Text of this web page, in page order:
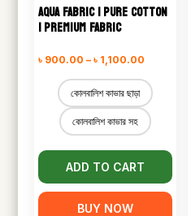
AQUA FABRIC | PURE COTTON
| PREMIUM FABRIC
৳ 900.00 – ৳ 1,100.00
range:
৳ 900.00
through
কোলবালিশ কাভার ছাড়া
কোলবালিশ কাভার সহ
ADD TO CART
BUY NOW